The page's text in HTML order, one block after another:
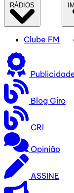
RÁDIOS
Clube FM
Blog Giro
CRI
Opinião
ASSINE